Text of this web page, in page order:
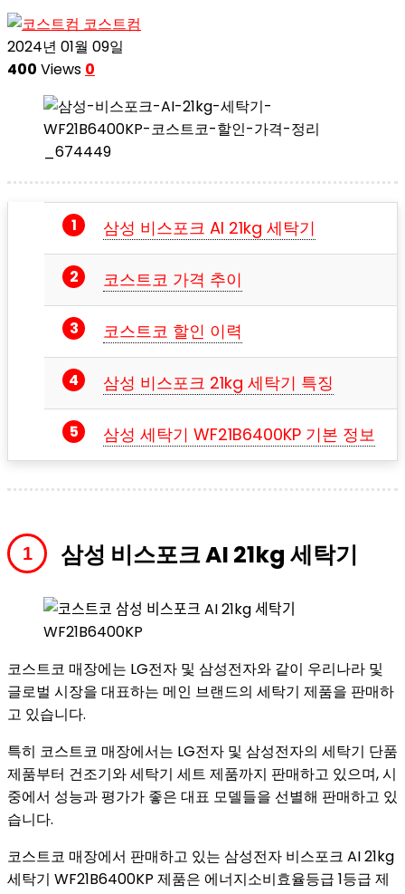
코스트컴
2024년 01월 09일
400 Views 0
삼성 비스포크 AI 21kg 세탁기
코스트코 가격 추이
코스트코 할인 이력
삼성 비스포크 21kg 세탁기 특징
삼성 세탁기 WF21B6400KP 기본 정보
삼성 비스포크 AI 21kg 세탁기
코스트코 매장에는 LG전자 및 삼성전자와 같이 우리나라 및
글로벌 시장을 대표하는 메인 브랜드의 세탁기 제품을 판매하
고 있습니다.
특히 코스트코 매장에서는 LG전자 및 삼성전자의 세탁기 단품
제품부터 건조기와 세탁기 세트 제품까지 판매하고 있으며, 시
중에서 성능과 평가가 좋은 대표 모델들을 선별해 판매하고 있
습니다.
코스트코 매장에서 판매하고 있는 삼성전자 비스포크 AI 21kg
세탁기 WF21B6400KP 제품은 에너지소비효율등급 1등급 제